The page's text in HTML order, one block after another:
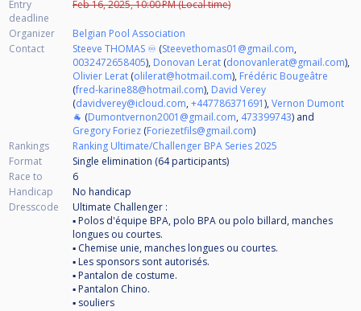
Entry
deadline
Feb 16, 2025, 10:00 PM (Local time)
Organizer
Belgian Pool Association
Contact
Steeve THOMAS ♾️ (Steevethomas01@gmail.com,
0032472658405), Donovan Lerat (donovanlerat@gmail.com),
Olivier Lerat (olilerat@hotmail.com), Frédéric Bougeâtre
(fred-karine88@hotmail.com), David Verey
(davidverey@icloud.com,+447786371691),Vernon Dumont
🐐 (Dumontvernon2001@gmail.com, 473399743) and
Gregory Foriez (Foriezetfils@gmail.com)
Rankings
Ranking Ultimate/Challenger BPA Series 2025
Format
Single elimination (64participants)
Race to
6
Handicap
No handicap
Dresscode
Ultimate Challenger :
▪ Polos d'équipe BPA, polo BPA ou polo billard, manches
longues ou courtes.
▪ Chemise unie, manches longues ou courtes.
▪ Les sponsors sont autorisés.
▪ Pantalon de costume.
▪ Pantalon Chino.
▪ souliers